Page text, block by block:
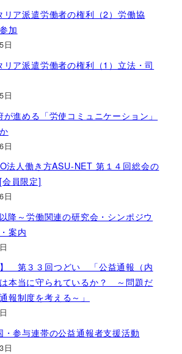
リア派遣労働者の権利（2）労働協
加
日
ア派遣労働者の権利（1）立法・司
日
進める「労使コミュニケーション」
日
法人働き方ASU-NET 第１４回総会の
員限定]
日
降～労働関連の研究会・シンポジウ
案内
】 第３３回つどい 「公益通報（内
本当に守られているか？ ～問題だ
報制度を考える～」
参与連帯の公益通報者支援活動
日